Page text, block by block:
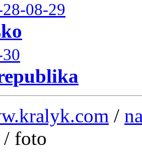
08-29
/
/ foto